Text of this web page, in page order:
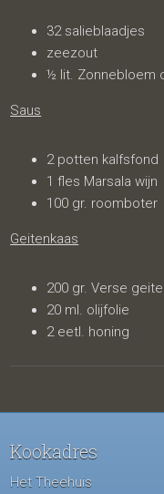
32 salieblaadjes
zeezout
½ lit. Zonnebloem
Saus
2 potten kalfsfond
1 fles Marsala wijn
100 gr. roomboter
Geitenkaas
200 gr. Verse
20 ml. olijfolie
2 eetl. honing
Kookadres
Het Theehuis